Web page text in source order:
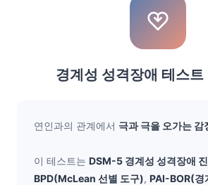
경계성 성격장애 테스
연인과의 관계에서 극과 극을 오가는 감
이 테스트는 DSM-5 경계성 성격장애
BPD(McLean 선별 도구), PAI-BOR(경